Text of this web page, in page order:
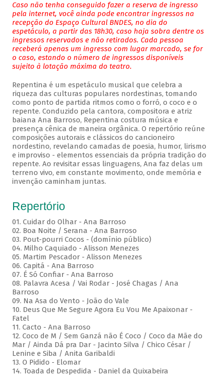
Caso não tenha conseguido fazer a reserva de ingresso
pela internet, você ainda pode encontrar ingressos na
recepção do Espaço Cultural BNDES, no dia do
espetáculo, a partir das 18h30, caso haja sobra dentre os
ingressos reservados e não retirados. Cada pessoa
receberá apenas um ingresso com lugar marcado, se for
o caso, estando o número de ingressos disponíveis
sujeito à lotação máxima do teatro.
Repentina é um espetáculo musical que celebra a
riqueza das culturas populares nordestinas, tomando
como ponto de partida ritmos como o forró, o coco e o
repente. Conduzido pela cantora, compositora e atriz
baiana Ana Barroso, Repentina costura música e
presença cênica de maneira orgânica. O repertório reúne
composições autorais e clássicos do cancioneiro
nordestino, revelando camadas de poesia, humor, lirismo
e improviso - elementos essenciais da própria tradição do
repente. Ao revisitar essas linguagens, Ana faz delas um
terreno vivo, em constante movimento, onde memória e
invenção caminham juntas.
Repertório
01. Cuidar do Olhar - Ana Barroso
02. Boa Noite / Serana - Ana Barroso
03. Pout-pourri Cocos - (domínio público)
04. Milho Caquiado - Alisson Menezes
05. Martim Pescador - Alisson Menezes
06. Capitá - Ana Barroso
07. É Só Confiar - Ana Barroso
08. Palavra Acesa / Vai Rodar - José Chagas / Ana
Barroso
09. Na Asa do Vento - João do Vale
10. Deus Que Me Segure Agora Eu Vou Me Apaixonar -
Fatel
11. Cacto - Ana Barroso
12. Coco de M / Sem Ganzá não É Coco / Coco da Mãe do
Mar / Ainda Dá pra Dar - Jacinto Silva / Chico César /
Lenine e Siba / Anita Garibaldi
13. O Pidido - Elomar
14. Toada de Despedida - Daniel da Quixabeira